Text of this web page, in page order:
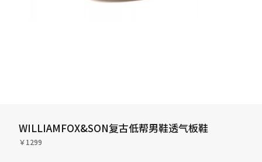
WILLIAMFOX&SON复古低帮男鞋透气板鞋
￥1299